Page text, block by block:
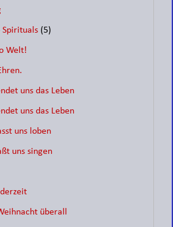
Spirituals (5)
Welt!
uns das Leben
uns das Leben
uns loben
uns singen
überall